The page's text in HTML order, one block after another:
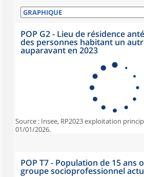
POP G2 - Lieu de résidence
des personnes habitant un
auparavant en 2023
Source : Insee, RP2023 exploitation
01/01/2026.
POP T7 - Population de 15 ans
groupe socioprofessionnel